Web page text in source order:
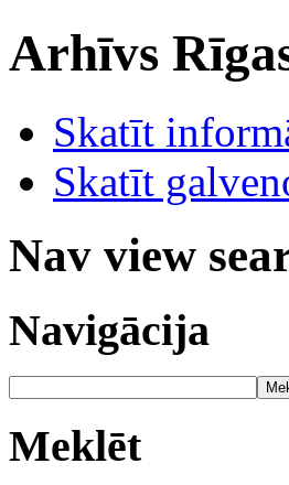
Arhīvs
Skatīt
Skatīt
Nav view
Navigācija
Meklēt